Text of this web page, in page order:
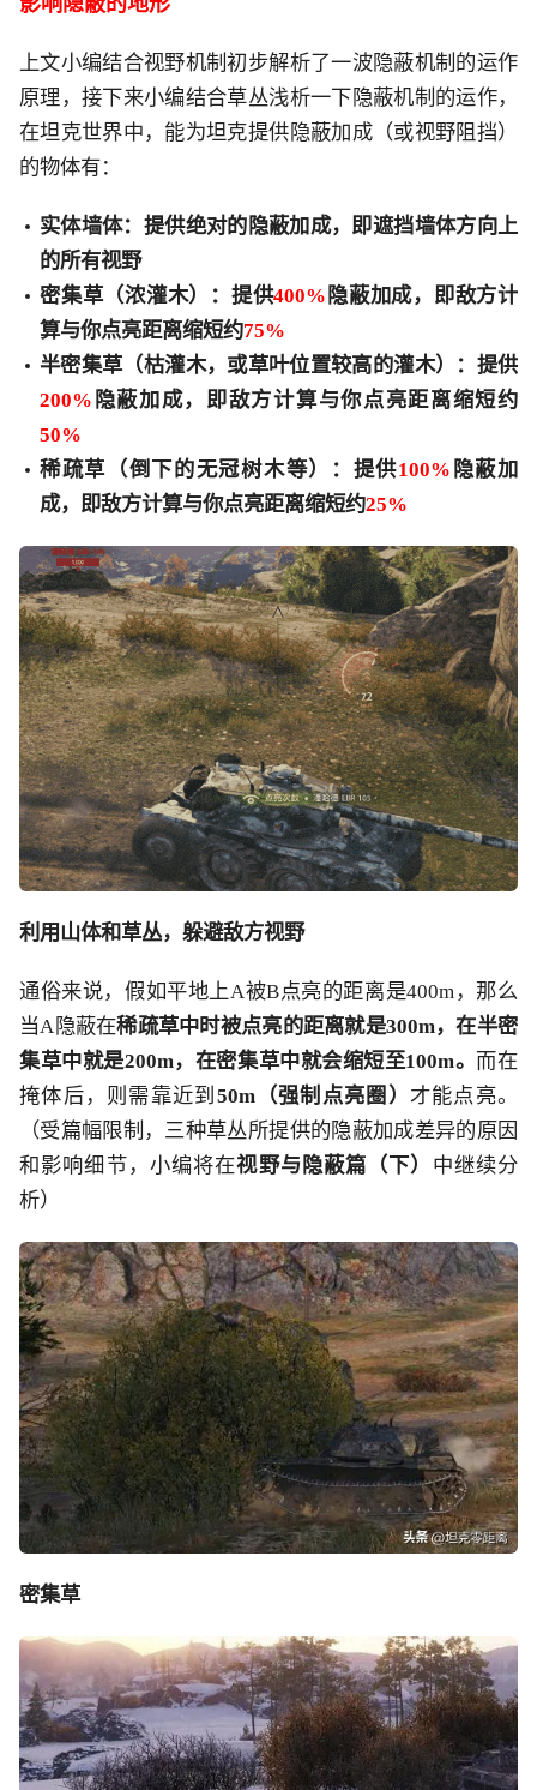
上文小编结合视野机制初步解析了一波隐蔽机制的运作
原理，接下来小编结合草丛浅析一下隐蔽机制的运作，
在坦克世界中，能为坦克提供隐蔽加成（或视野阻挡）
的物体有：
实体墙体：提供绝对的隐蔽加成，即遮挡墙体方向上
的所有视野
密集草（浓灌木）：提供400% 隐蔽加成，即敌方计
算与你点亮距离缩短约75%
半密集草（枯灌木，或草叶位置较高的灌木）：提供
200% 隐蔽加成，即敌方计算与你点亮距离缩短约
50%
稀疏草（倒下的无冠树木等）：提供100% 隐蔽加
成，即敌方计算与你点亮距离缩短约25%
利用山体和草丛，躲避敌方视野
通俗来说，假如平地上A被B点亮的距离是400m，那么
当A隐蔽在稀疏草中时被点亮的距离就是300m，在半密
集草中就是200m，在密集草中就会缩短至100m。 而在
掩体后，则需靠近到 50m（强制点亮圈） 才能点亮。
（受篇幅限制，三种草丛所提供的隐蔽加成差异的原因
和影响细节，小编将在视野与隐蔽篇（下） 中继续分
析）
密集草